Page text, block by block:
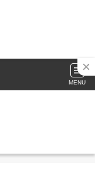
MENU